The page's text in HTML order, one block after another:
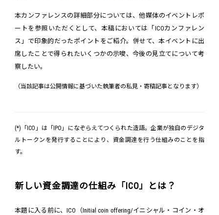
本カンファレンスの詳細部分については、他媒体のイベントレポ
ートを参照いただくとして、本稿においては「ICOカンファレン
ス」で印象的だったポイントをご紹介。併せて、本イベントに出
席したことで得られたいくつかの示唆、今後の見立てについて考
察したい。
（当該記事は公開情報に基づいた執筆者の私見・寄稿記事となります）
(*)「ICO」は「IPO」になぞらえてつくられた造語。企業が独自のデジタ
ルトークンを発行することにより、資金調達を行う仕組みのことを指
す。
新しい資金調達の仕組み「ICO」とは？
本題に入る前に、ICO（Initial coin offering/イニシャル・コイン・オ